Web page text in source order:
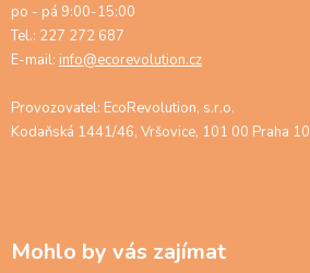
po - pá 9:00-15:00
Tel.: 227 272 687
E-mail: info@ecorevolution.cz
Provozovatel: EcoRevolution, s.r.o.
Kodaňská 1441/46, Vršovice, 101 00 Praha 10
Mohlo by vás zajímat